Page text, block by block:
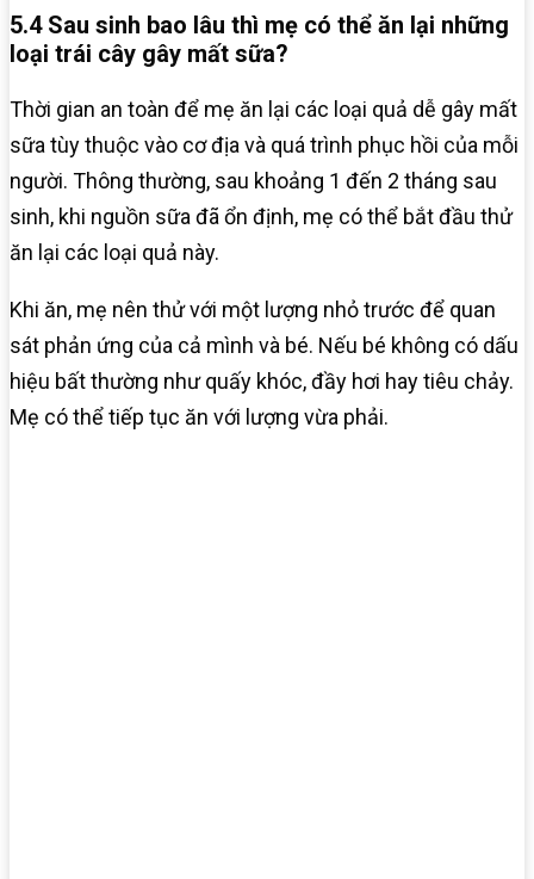
5.4 Sau sinh bao lâu thì mẹ có thể ăn lại những
loại trái cây gây mất sữa?
Thời gian an toàn để mẹ ăn lại các loại quả dễ gây mất
sữa tùy thuộc vào cơ địa và quá trình phục hồi của mỗi
người. Thông thường, sau khoảng 1 đến 2 tháng sau
sinh, khi nguồn sữa đã ổn định, mẹ có thể bắt đầu thử
ăn lại các loại quả này.
Khi ăn, mẹ nên thử với một lượng nhỏ trước để quan
sát phản ứng của cả mình và bé. Nếu bé không có dấu
hiệu bất thường như quấy khóc, đầy hơi hay tiêu chảy.
Mẹ có thể tiếp tục ăn với lượng vừa phải.